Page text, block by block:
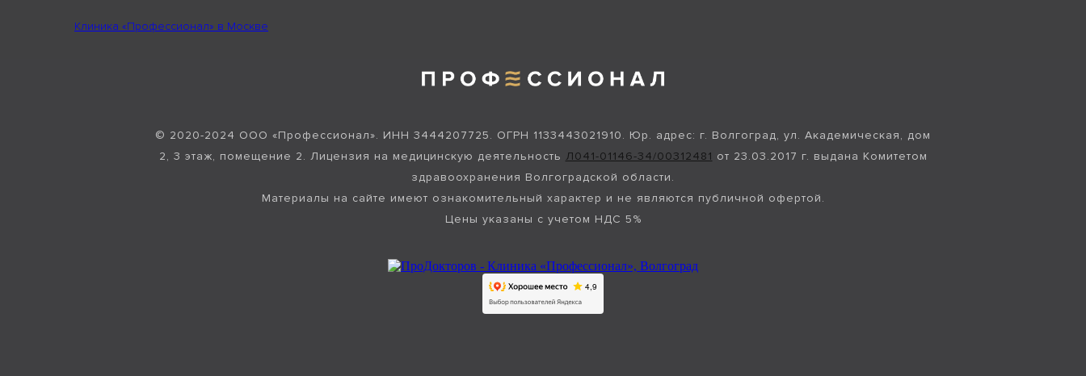
Клиника «Профессионал» в Москве
© 2020-2024 ООО «Профессионал». ИНН 3444207725. ОГРН 1133443021910. Юр. адрес: г. Волгоград, ул. Академическая, дом
2, 3 этаж, помещение 2. Лицензия на медицинскую деятельность Л041-01146-34/00312481 от 23.03.2017 г. выдана Комитетом
здравоохранения Волгоградской области.
Материалы на сайте имеют ознакомительный характер и не являются публичной офертой.
Цены указаны с учетом НДС 5%